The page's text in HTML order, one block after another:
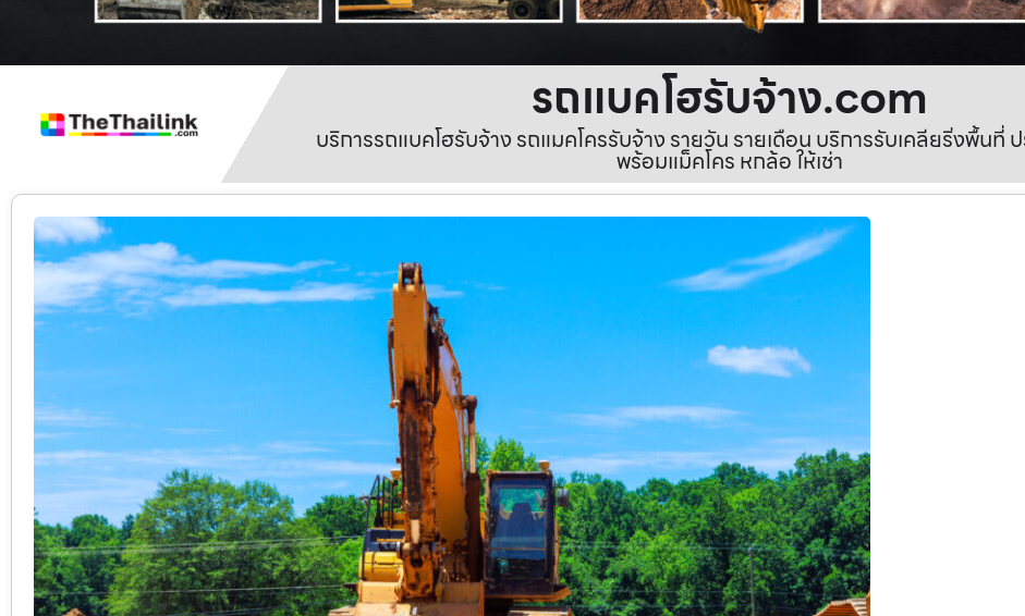
รถแบคโฮรับจ้าง.com
บริการรถแบคโฮรับจ้าง รถแมคโครรับจ้าง รายวัน รายเดือน บริการรับเคลียริ่งพื้นที่
พร้อมแม็คโคร หกล้อ ให้เช่า